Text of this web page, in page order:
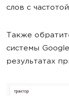
слов с
Также
системы
результатах